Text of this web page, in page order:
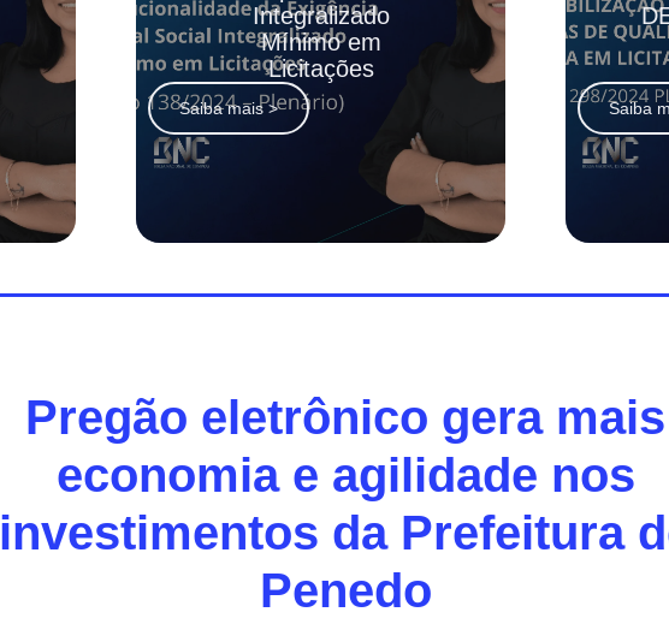
Integralizado
Mínimo em
Licitações
Saiba mais > Saiba
Pregão eletrônico gera mais
economia e agilidade nos
investimentos da Prefeitura
Penedo